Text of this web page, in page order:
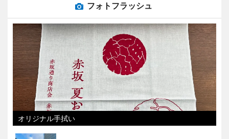
フォトフラッシュ
オリジナル手拭い